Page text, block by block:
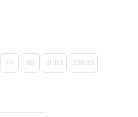
74 80 31413 33635